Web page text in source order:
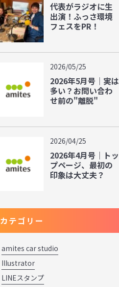
代表がラジオに生
出演！ふっさ環境
フェスをPR！
2026/05/25
2026年5月号｜実は
多い？お問い合わ
せ前の"離脱"
2026/04/25
2026年4月号｜トッ
プページ、最初の
印象は大丈夫？
カテゴリー
amites car studio
Illustrator
LINEスタンプ